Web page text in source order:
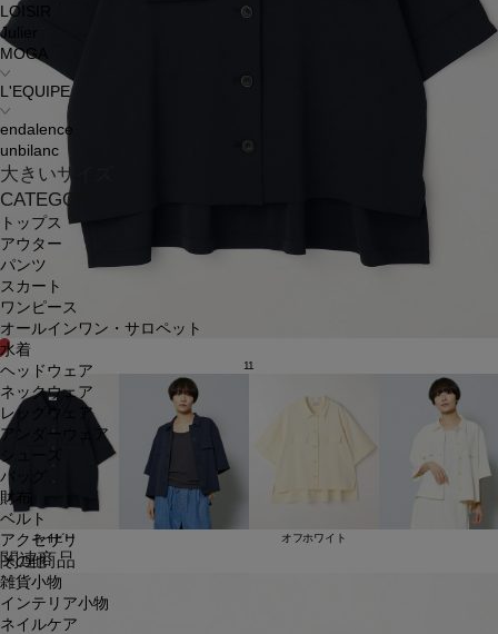
LOISIR
Julier
MOGA
L'EQUIPE
endalence
unbilanc
大きいサイズ
CATEGORY
トップス
アウター
パンツ
スカート
ワンピース
オールインワン・サロペット
水着
ヘッドウェア
ネックウェア
レッグウェア
アンダーウェア
シューズ
バッグ
財布
ベルト
アクセサリ
その他
雑貨小物
インテリア小物
ネイルケア
11
ネイビー オフホワイト
関連商品